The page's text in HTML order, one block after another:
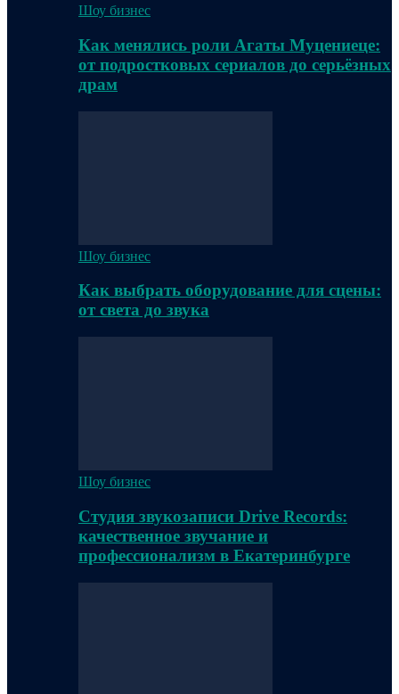
Шоу бизнес
Как менялись роли Агаты Муцениеце:
от подростковых сериалов до серьёзных
драм
Шоу бизнес
Как выбрать оборудование для сцены:
от света до звука
Шоу бизнес
Студия звукозаписи Drive Records:
качественное звучание и
профессионализм в Екатеринбурге